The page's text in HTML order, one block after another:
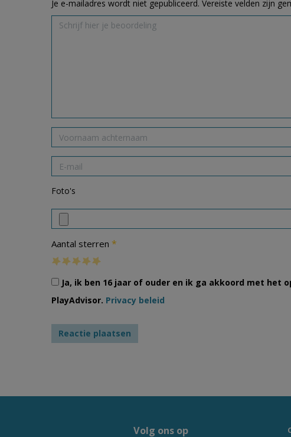
Je e-mailadres wordt niet gepubliceerd. Vereiste velden zijn
Foto's
Aantal sterren *
Ja, ik ben 16 jaar of ouder en ik ga akkoord met het
PlayAdvisor. Privacy beleid
Volg ons op